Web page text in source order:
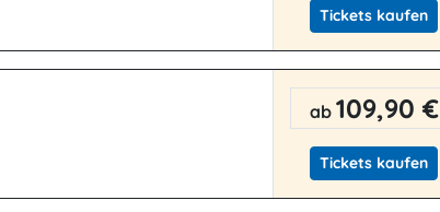
Tickets kaufen
ab 109,90 €
Tickets kaufen